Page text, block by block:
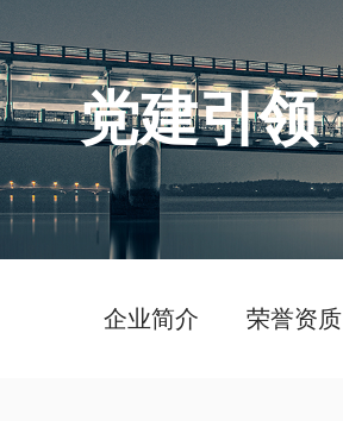
党建引领
企业简介 荣誉资质